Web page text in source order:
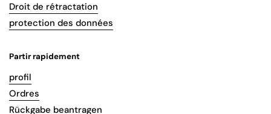
Droit de rétractation
protection des données
Partir rapidement
profil
Ordres
Rückgabe beantragen